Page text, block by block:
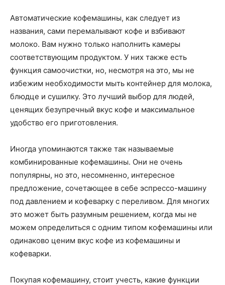
Автоматические кофемашины, как следует из
названия, сами перемалывают кофе и взбивают
молоко. Вам нужно только наполнить камеры
соответствующим продуктом. У них также есть
функция самоочистки, но, несмотря на это, мы не
избежим необходимости мыть контейнер для молока,
блюдце и сушилку. Это лучший выбор для людей,
ценящих безупречный вкус кофе и максимальное
удобство его приготовления.
Иногда упоминаются также так называемые
комбинированные кофемашины. Они не очень
популярны, но это, несомненно, интересное
предложение, сочетающее в себе эспрессо-машину
под давлением и кофеварку с переливом. Для многих
это может быть разумным решением, когда мы не
можем определиться с одним типом кофемашины или
одинаково ценим вкус кофе из кофемашины и
кофеварки.
Покупая кофемашину, стоит учесть, какие функции